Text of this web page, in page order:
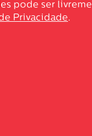
pode ser
Privacidade.